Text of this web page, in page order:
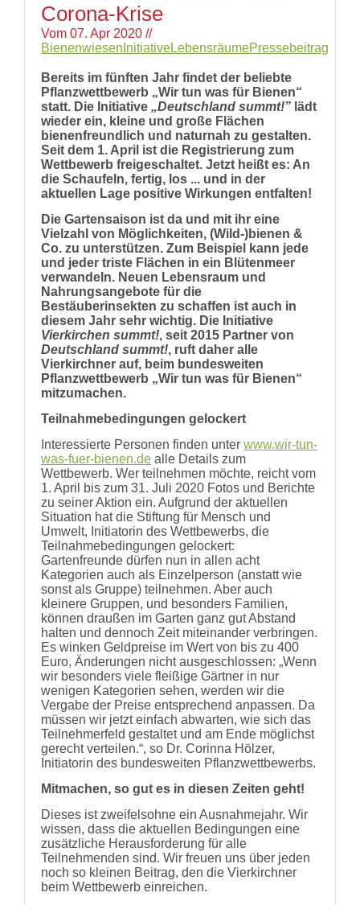
Wildbienen
Wildbienenarten
Gefährdung
Literatur
Bienenfreundlich
Gärtnern
Biologische
Corona-Krise
Vom 07. Apr 2020 //
Bienenwiesen InitiativeLebensräumePressebeitrag
Bereits im fünften Jahr findet der beliebte
Pflanzwettbewerb „Wir tun was für Bienen“
statt. Die Initiative „Deutschland summt!” lädt
wieder ein, kleine und große Flächen
bienenfreundlich und naturnah zu gestalten.
Seit dem 1. April ist die Registrierung zum
Wettbewerb freigeschaltet. Jetzt heißt es: An
die Schaufeln, fertig, los ... und in der
aktuellen Lage positive Wirkungen entfalten!
Die Gartensaison ist da und mit ihr eine
Vielzahl von Möglichkeiten, (Wild-)bienen &
Co. zu unterstützen. Zum Beispiel kann jede
und jeder triste Flächen in ein Blütenmeer
verwandeln. Neuen Lebensraum und
Nahrungsangebote für die
Bestäuberinsekten zu schaffen ist auch in
diesem Jahr sehr wichtig. Die Initiative
Vierkirchen summt!, seit 2015 Partner von
Deutschland summt!, ruft daher alle
Vierkirchner auf, beim bundesweiten
Pflanzwettbewerb „Wir tun was für Bienen“
mitzumachen.
Teilnahmebedingungen gelockert
Interessierte Personen finden unter www.wir-tun-
was-fuer-bienen.de alle Details zum
Wettbewerb. Wer teilnehmen möchte, reicht vom
1. April bis zum 31. Juli 2020 Fotos und Berichte
zu seiner Aktion ein. Aufgrund der aktuellen
Situation hat die Stiftung für Mensch und
Umwelt, Initiatorin des Wettbewerbs, die
Teilnahmebedingungen gelockert:
Gartenfreunde dürfen nun in allen acht
Kategorien auch als Einzelperson (anstatt wie
sonst als Gruppe) teilnehmen. Aber auch
kleinere Gruppen, und besonders Familien,
können draußen im Garten ganz gut Abstand
halten und dennoch Zeit miteinander verbringen.
Es winken Geldpreise im Wert von bis zu 400
Euro, Änderungen nicht ausgeschlossen: „Wenn
wir besonders viele fleißige Gärtner in nur
wenigen Kategorien sehen, werden wir die
Vergabe der Preise entsprechend anpassen. Da
müssen wir jetzt einfach abwarten, wie sich das
Teilnehmerfeld gestaltet und am Ende möglichst
gerecht verteilen.“, so Dr. Corinna Hölzer,
Initiatorin des bundesweiten Pflanzwettbewerbs.
Mitmachen, so gut es in diesen Zeiten geht!
Dieses ist zweifelsohne ein Ausnahmejahr. Wir
wissen, dass die aktuellen Bedingungen eine
zusätzliche Herausforderung für alle
Teilnehmenden sind. Wir freuen uns über jeden
noch so kleinen Beitrag, den die Vierkirchner
beim Wettbewerb einreichen.